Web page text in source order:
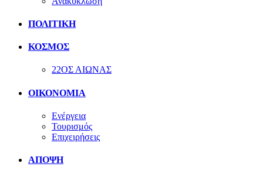
ΠΟΛΙΤΙΚΗ
ΚΟΣΜΟΣ
22ΟΣ ΑΙΩΝΑΣ
ΟΙΚΟΝΟΜΙΑ
Ενέργεια
Τουρισμός
Επιχειρήσεις
ΑΠΟΨΗ